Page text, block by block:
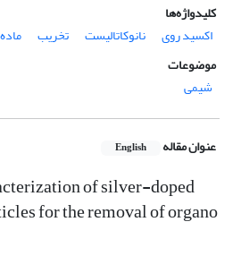
کلیدواژه‌ها
اکسید روی
نانوکاتالیست تخریب
موضوعات
شیمی
عنوان مقاله English
of silver-doped
for the removal of organo